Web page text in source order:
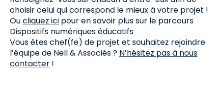
choisir celui qui correspond le mieux à votre projet !
Oucliquez ici pour en savoir plus sur le parcours
Dispositifs numériques éducatifs
Vous êtes chef(fe) de projet et souhaitez rejoindre
l’équipe de Nell & Associés ? N’hésitez pas à nous
contacter !